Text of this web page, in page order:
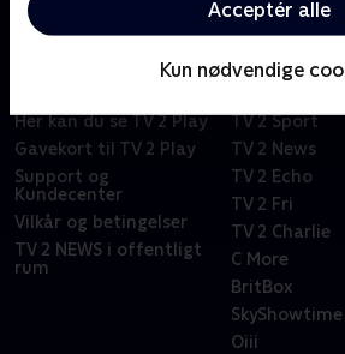
Acceptér alle
Kun nødvendige
Her kan du se TV 2 Play
Gavekort til TV 2 Play
Support og
Kundecenter
Vilkår og betingelser
TV 2 NEWS i offentligt
rum
Kanaler
TV 2 Sport
TV 2 News
TV 2 Echo
TV 2 Fri
TV 2 Charlie
C More
BritBox
SkyShowtime
Oiii